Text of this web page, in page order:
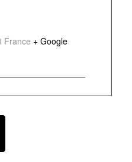
France + Google